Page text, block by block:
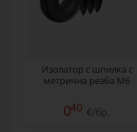
Изолатор с шпилка с
метрична резба M6
040 €/бр.